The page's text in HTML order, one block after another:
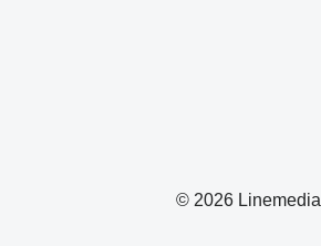
© 2026 Linemedia